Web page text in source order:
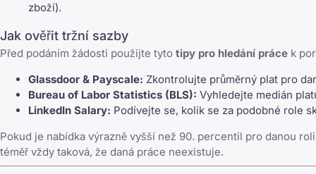
zboží).
Jak ověřit tržní sazby
Před podáním žádosti použijte tyto tipy pro hledání práce k
Glassdoor & Payscale: Zkontrolujte průměrný plat pro
Bureau of Labor Statistics (BLS): Vyhledejte medián
LinkedIn Salary: Podívejte se, kolik se za podobné role
Pokud je nabídka výrazně vyšší než 90. percentil pro danou
téměř vždy taková, že daná práce neexistuje.